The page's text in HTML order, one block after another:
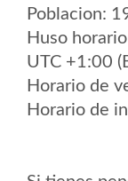
Poblacion:
Huso
UTC +1:00
Horario de
Horario de